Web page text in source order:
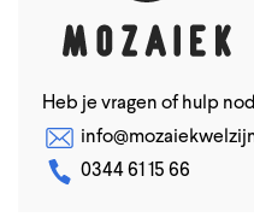
Heb je vragen of hulp
0344 61 15 66